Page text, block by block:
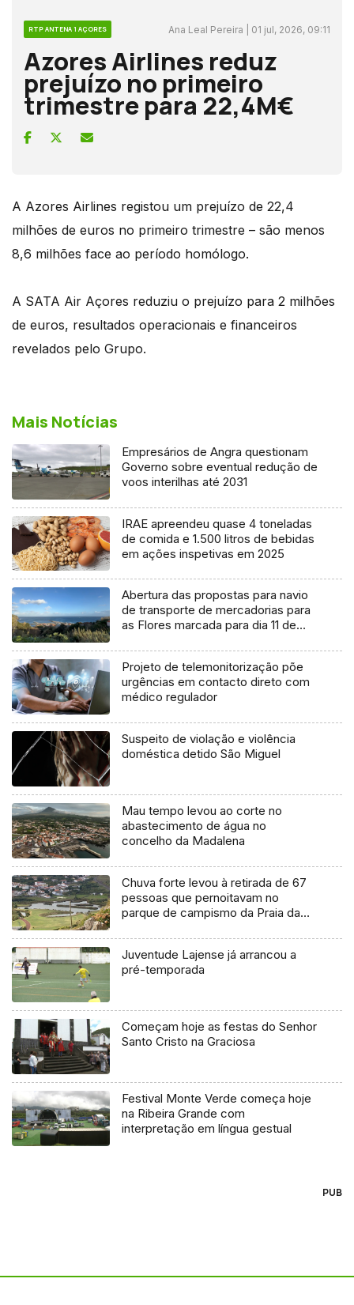
RTP ANTENA 1 AÇORES Ana Leal Pereira | 01 jul, 2026, 09:11
Azores Airlines reduz
prejuízo no primeiro
trimestre para 22,4M€
A Azores Airlines registou um prejuízo de 22,4
milhões de euros no primeiro trimestre – são menos
8,6 milhões face ao período homólogo.
A SATA Air Açores reduziu o prejuízo para 2 milhões
de euros, resultados operacionais e financeiros
revelados pelo Grupo.
Mais Notícias
Empresários de Angra questionam
Governo sobre eventual redução de
voos interilhas até 2031
IRAE apreendeu quase 4 toneladas
de comida e 1.500 litros de bebidas
em ações inspetivas em 2025
Abertura das propostas para navio
de transporte de mercadorias para
as Flores marcada para dia 11 de
Projeto de telemonitorização põe
urgências em contacto direto com
médico regulador
Suspeito de violação e violência
doméstica detido São Miguel
Mau tempo levou ao corte no
abastecimento de água no
concelho da Madalena
Chuva forte levou à retirada de 67
pessoas que pernoitavam no
parque de campismo da Praia da
Juventude Lajense já arrancou a
pré-temporada
Começam hoje as festas do Senhor
Santo Cristo na Graciosa
Festival Monte Verde começa hoje
na Ribeira Grande com
interpretação em língua gestual
PUB